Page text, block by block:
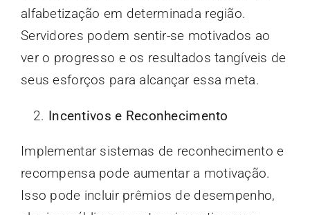
alfabetização em determinada região.
Servidores podem sentir-se motivados ao
ver o progresso e os resultados tangíveis de
seus esforços para alcançar essa meta.
Incentivos e Reconhecimento
Implementar sistemas de reconhecimento e
recompensa pode aumentar a motivação.
Isso pode incluir prêmios de desempenho,